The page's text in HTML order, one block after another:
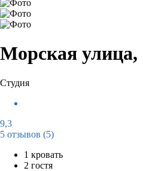
Морская улица,
Студия
9,3
5 отзывов (5)
1 кровать
2 гостя